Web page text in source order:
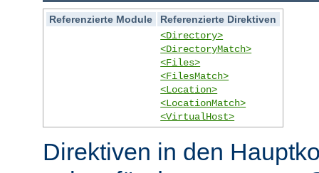
Referenzierte Module
Referenzierte Direktiven
<Directory>
<DirectoryMatch>
<Files>
<FilesMatch>
<Location>
<LocationMatch>
<VirtualHost>
Direktiven in den